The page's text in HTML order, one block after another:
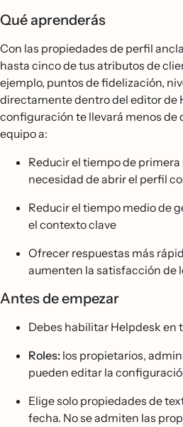
Qué aprenderás
Con las propiedades de perfil
hasta cinco de tus atributos de
ejemplo, puntos de fidelización,
directamente dentro del editor de
configuración te llevará menos de
equipo a:
Reducir el tiempo de
necesidad de abrir el perfil
Reducir el tiempo medio de
el contexto clave
Ofrecer respuestas más
aumenten la satisfacción de
Antes de empezar
Debes habilitar Helpdesk en
Roles: los propietarios,
pueden editar la
Elige solo propiedades de
fecha. No se admiten las